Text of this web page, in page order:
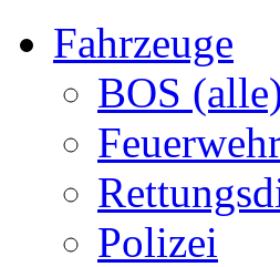
Fahrzeuge
BOS
Polizei